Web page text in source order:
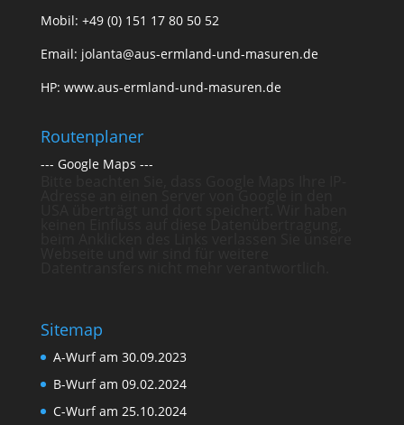
Mobil: +49 (0) 151 17 80 50 52
Email: jolanta@aus-ermland-und-masuren.de
HP: www.aus-ermland-und-masuren.de
Routenplaner
--- Google Maps ---
Sitemap
A-Wurf am 30.09.2023
B-Wurf am 09.02.2024
C-Wurf am 25.10.2024